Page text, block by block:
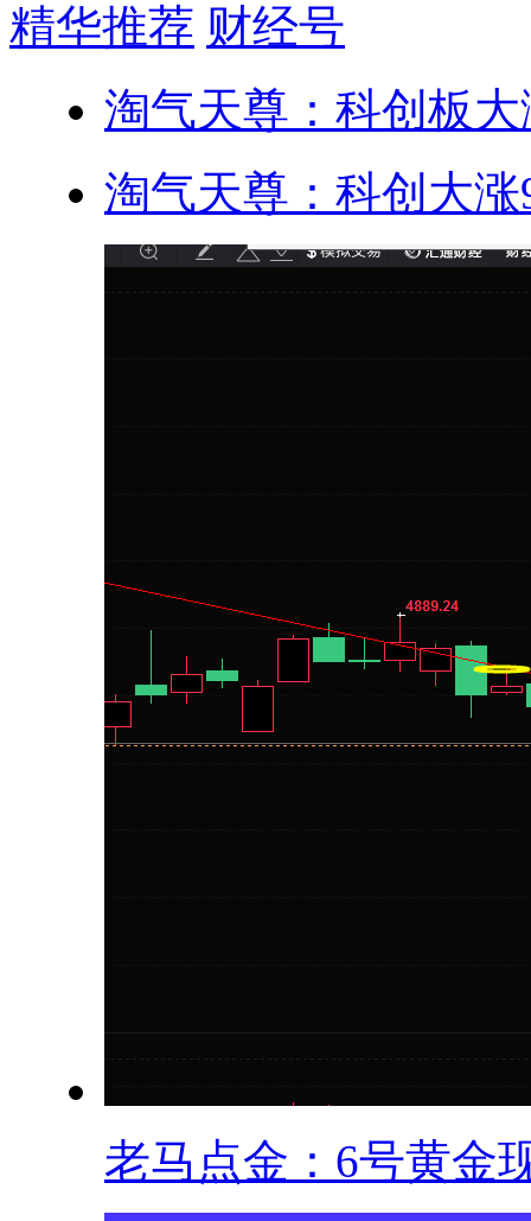
精华推荐 财经号
淘气天尊：科创板
淘气天尊：科创大
老马点金：6号黄金